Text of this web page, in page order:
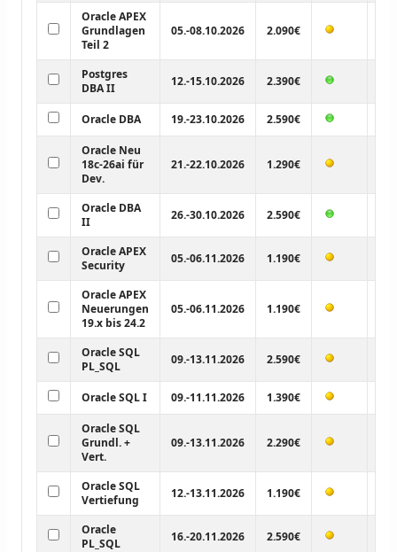
Oracle APEX
Grundlagen
Teil 2
05.-08.10.2026 2.090€
Postgres
DBA II
12.-15.10.2026 2.390€
Oracle DBA 19.-23.10.2026 2.590€
Oracle Neu
18c-26ai für
Dev.
21.-22.10.2026 1.290€
Oracle DBA
II
26.-30.10.2026 2.590€
Oracle APEX
Security
05.-06.11.2026 1.190€
Oracle APEX
Neuerungen
19.x bis 24.2
05.-06.11.2026 1.190€
Oracle SQL
PL_SQL
09.-13.11.2026 2.590€
Oracle SQL I 09.-11.11.2026 1.390€
Oracle SQL
Grundl. +
Vert.
09.-13.11.2026 2.290€
Oracle SQL
Vertiefung
12.-13.11.2026 1.190€
Oracle
PL_SQL
16.-20.11.2026 2.590€